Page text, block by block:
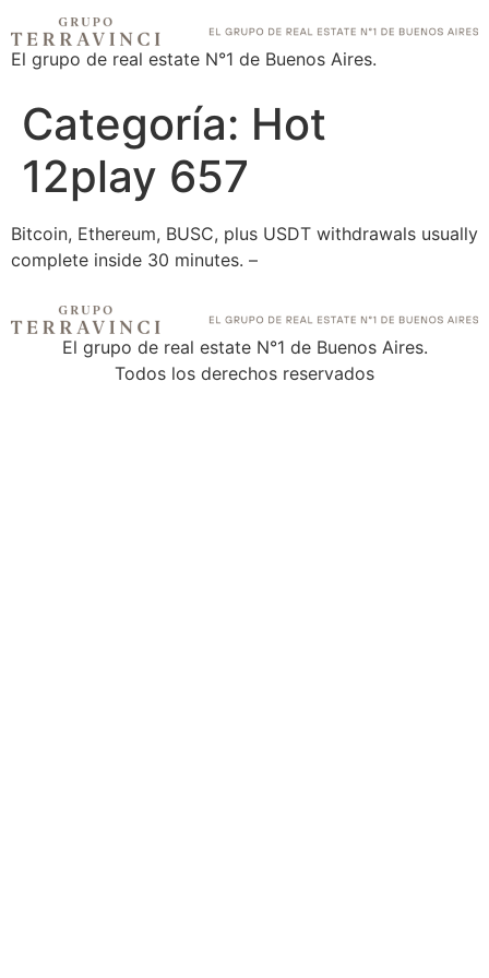
El grupo de real estate N°1 de Buenos Aires.
Categoría: Hot
12play 657
Bitcoin, Ethereum, BUSC, plus USDT withdrawals usually
complete inside 30 minutes. –
El grupo de real estate N°1 de Buenos Aires.
Todos los derechos reservados